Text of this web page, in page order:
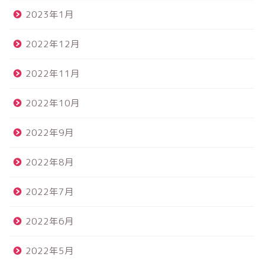
2023年1月
2022年12月
2022年11月
2022年10月
2022年9月
2022年8月
2022年7月
2022年6月
2022年5月